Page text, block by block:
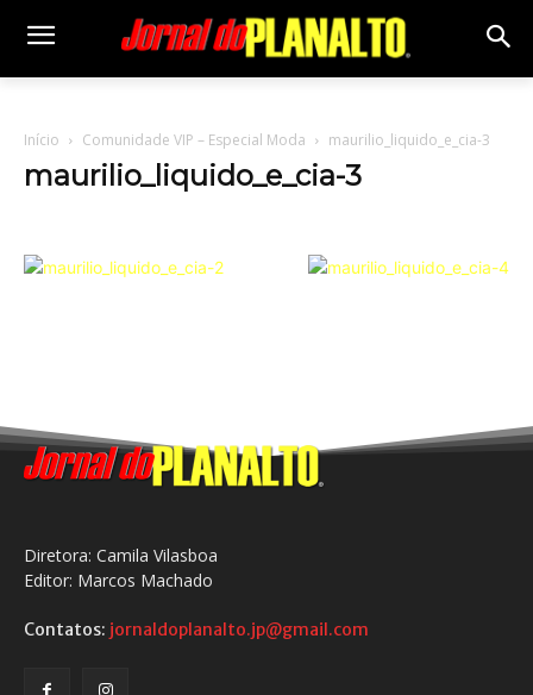
Início Comunidade VIP – Especial Moda maurilio_liquido_e_cia-3
maurilio_liquido_e_cia-3
Diretora: Camila Vilasboa
Editor: Marcos Machado
Contatos: jornaldoplanalto.jp@gmail.com